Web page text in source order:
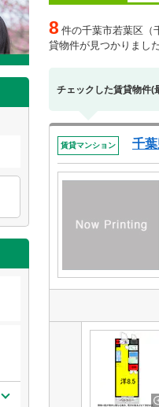
8 件の千葉市若葉区（
貸物件が見つかりまし
チェックした賃貸物件(
賃貸マンション 千